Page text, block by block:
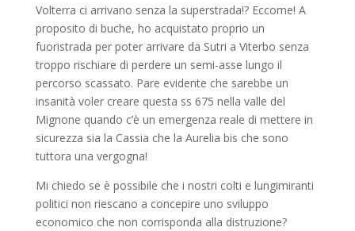
Volterra ci arrivano senza la superstrada!? Eccome! A
proposito di buche, ho acquistato proprio un
fuoristrada per poter arrivare da Sutri a Viterbo senza
troppo rischiare di perdere un semi-asse lungo il
percorso scassato. Pare evidente che sarebbe un
insanità voler creare questa ss 675 nella valle del
Mignone quando c’è un emergenza reale di mettere in
sicurezza sia la Cassia che la Aurelia bis che sono
tuttora una vergogna!
Mi chiedo se è possibile che i nostri colti e lungimiranti
politici non riescano a concepire uno sviluppo
economico che non corrisponda alla distruzione?